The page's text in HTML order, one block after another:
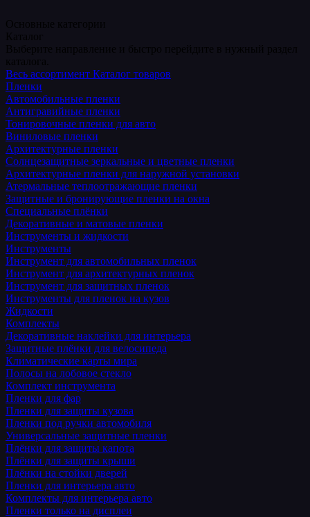
Весь ассортимент Каталог товаров
Пленки
Автомобильные пленки
Антигравийные пленки
Тонировочные пленки для авто
Виниловые пленки
Архитектурные пленки
Солнцезащитные зеркальные и цветные пленки
Архитектурные пленки для наружной установки
Атермальные теплоотражающие пленки
Защитные и бронирующие пленки на окна
Специальные плёнки
Декоративные и матовые пленки
Инструменты и жидкости
Инструменты
Инструмент для автомобильных пленок
Инструмент для архитектурных пленок
Инструмент для защитных пленок
Инструменты для пленок на кузов
Жидкости
Комплекты
Декоративные наклейки для интерьера
Защитные плёнки для велосипеда
Климатические карты мира
Полосы на лобовое стекло
Комплект инструмента
Пленки для фар
Пленки для защиты кузова
Пленки под ручки автомобиля
Универсальные защитные пленки
Плёнки для защиты капота
Плёнки для защиты крыши
Плёнки на стойки дверей
Пленки для интерьера авто
Комплекты для интерьера авто
Пленки только на дисплеи